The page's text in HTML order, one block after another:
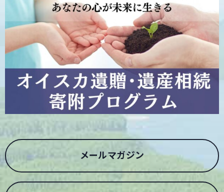
メールマガジン